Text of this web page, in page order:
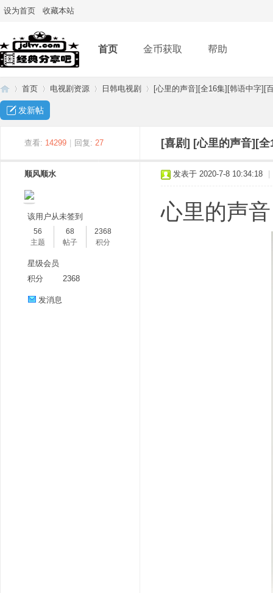
设为首页 收藏本站
首页 金币获取 帮助
首页
›
电视剧资源
›
日韩电视剧 [心里的声音][全16集][韩语中字][
发新帖
查看: 14299 回复: 27 [喜剧] [心里的声音][
顺风顺水
该用户从未签到
56
主题
68
帖子
2368
积分
星级会员
积分
2368
发消息
发表于 2020-7-8 10:34:18
心里的声